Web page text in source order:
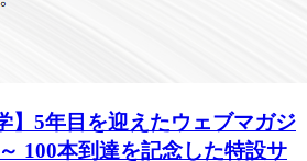
】5年目を迎えたウェブマガジ
100本到達を記念した特設サ